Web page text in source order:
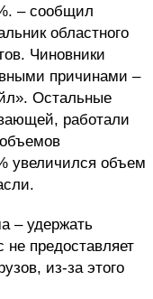
– сообщил
областного
Чиновники
причинами –
Остальные
работали
увеличился объем
– удержать
не предоставляет
из-за этого